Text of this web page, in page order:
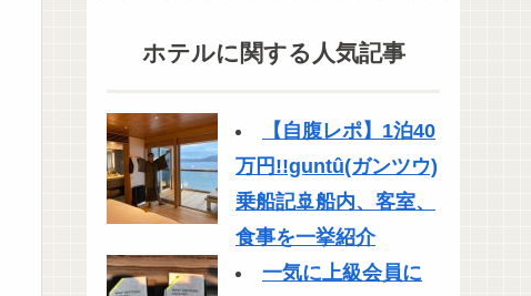
ホテルに関する人気記事
【自腹レポ】1泊40
万円!!guntû(ガンツウ)
乗船記🚢船内、客室、
食事を一挙紹介
一気に上級会員に